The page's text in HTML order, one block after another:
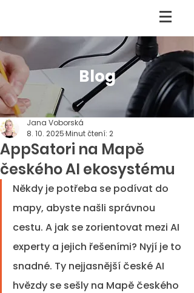
Blog
AppSatori na Mapě
českého AI ekosystému
Jana Voborská
8. 10. 2025Minut čtení: 2
Někdy je potřeba se podívat do
mapy, abyste našli správnou
cestu. A jak se zorientovat mezi AI
experty a jejich řešeními? Nyjí je to
snadné. Ty nejjasnější české AI
hvězdy se sešly na Mapě českého